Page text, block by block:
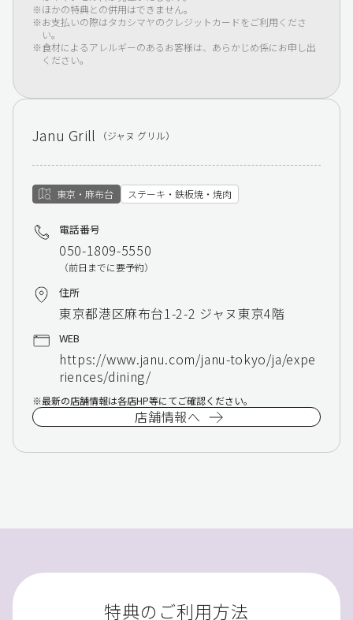
ほかの特典との併用はできません。
お支払いの際はタカシマヤのクレジットカードをご利用くださ
い。
食材によるアレルギーのあるお客様は、あらかじめ係にお申し出
ください。
Janu Grill （ジャヌ グリル）
東京・麻布台 ステーキ・鉄板焼・焼肉
電話番号
050-1809-5550
（前日までに要予約）
住所
東京都港区麻布台1-2-2 ジャヌ東京4階
WEB
https://www.janu.com/janu-tokyo/ja/expe
riences/dining/
最新の店舗情報は各店HP等にてご確認ください。
店舗情報へ
特典のご利用方法